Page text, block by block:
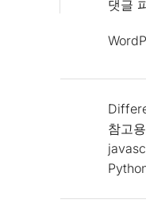
댓글
참고